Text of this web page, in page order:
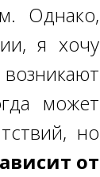
Однако,
я хочу
может
но
от